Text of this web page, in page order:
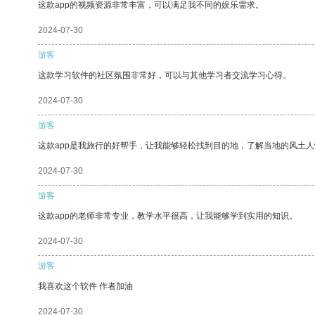
这款app的视频资源非常丰富，可以满足我不同的娱乐需求。
2024-07-30
游客
这款学习软件的社区氛围非常好，可以与其他学习者交流学习心得。
2024-07-30
游客
这款app是我旅行的好帮手，让我能够轻松找到目的地，了解当地的风土
2024-07-30
游客
这款app的老师非常专业，教学水平很高，让我能够学到实用的知识。
2024-07-30
游客
我喜欢这个软件 作者加油
2024-07-30